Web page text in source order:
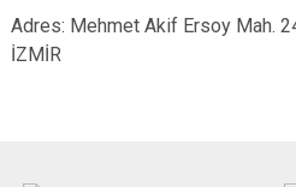
Adres: Mehmet Akif Ersoy Mah.
İZMİR